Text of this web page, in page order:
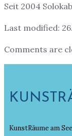
Seit 2004
Last modified:
Comments are
KunstRäume am See